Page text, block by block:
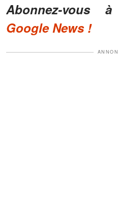
Abonnez-vous
Google News !